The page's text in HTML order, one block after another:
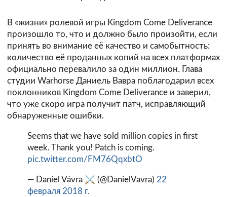
В «жизни» ролевой игры Kingdom Come Deliverance
произошло то, что и должно было произойти, если
принять во внимание её качество и самобытность:
количество её проданных копий на всех платформах
официально перевалило за один миллион. Глава
студии Warhorse Даниель Вавра поблагодарил всех
поклонников Kingdom Come Deliverance и заверил,
что уже скоро игра получит патч, исправляющий
обнаруженные ошибки.
Seems that we have sold million copies in first
week. Thank you! Patch is coming.
pic.twitter.com/FM76QqxbtO
— Daniel Vávra ⚔ (@DanielVavra) 22
февраля 2018 г.